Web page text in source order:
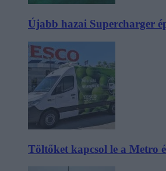
Újabb hazai Supercharger
Töltőket kapcsol le a Metro